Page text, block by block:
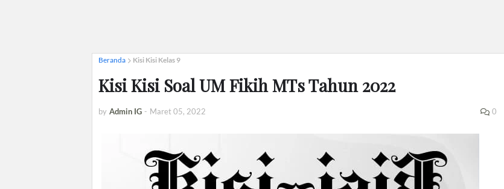
Beranda Kisi Kisi Kelas 9
Kisi Kisi Soal UM Fikih MTs Tahun 2022
by Admin IG - Maret 05, 2022 0